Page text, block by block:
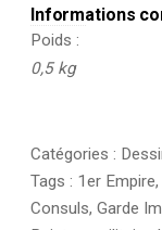
Informations
Poids
0,5 kg
Catégories :
Tags : 1er Empire,
Consuls, Garde